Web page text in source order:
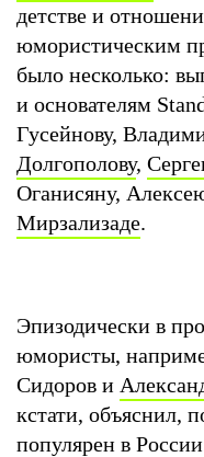
детстве и
юмористическим
было несколько:
и основателям
Гусейнову,
Долгополову,
Оганисяну,
Мирзализаде.
Эпизодически в
юмористы,
Сидоров и
кстати, объяснил,
популярен в